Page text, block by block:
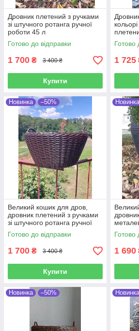
Дровник плетений з ручками
зі штучного ротанга ручної
роботи 45 л
Готово до відправки
1 700 ₴ 3 400 ₴
Купити
Готово
1 725
Новинка –50%
Великий кошик для дров,
дровник плетений з ручками
зі штучного ротанга ручної
роботи 45 л
Готово до відправки
1 700 ₴ 3 400 ₴
Купити
Новинка
роботи
Готово
1 690
Новинка –50% Новинка